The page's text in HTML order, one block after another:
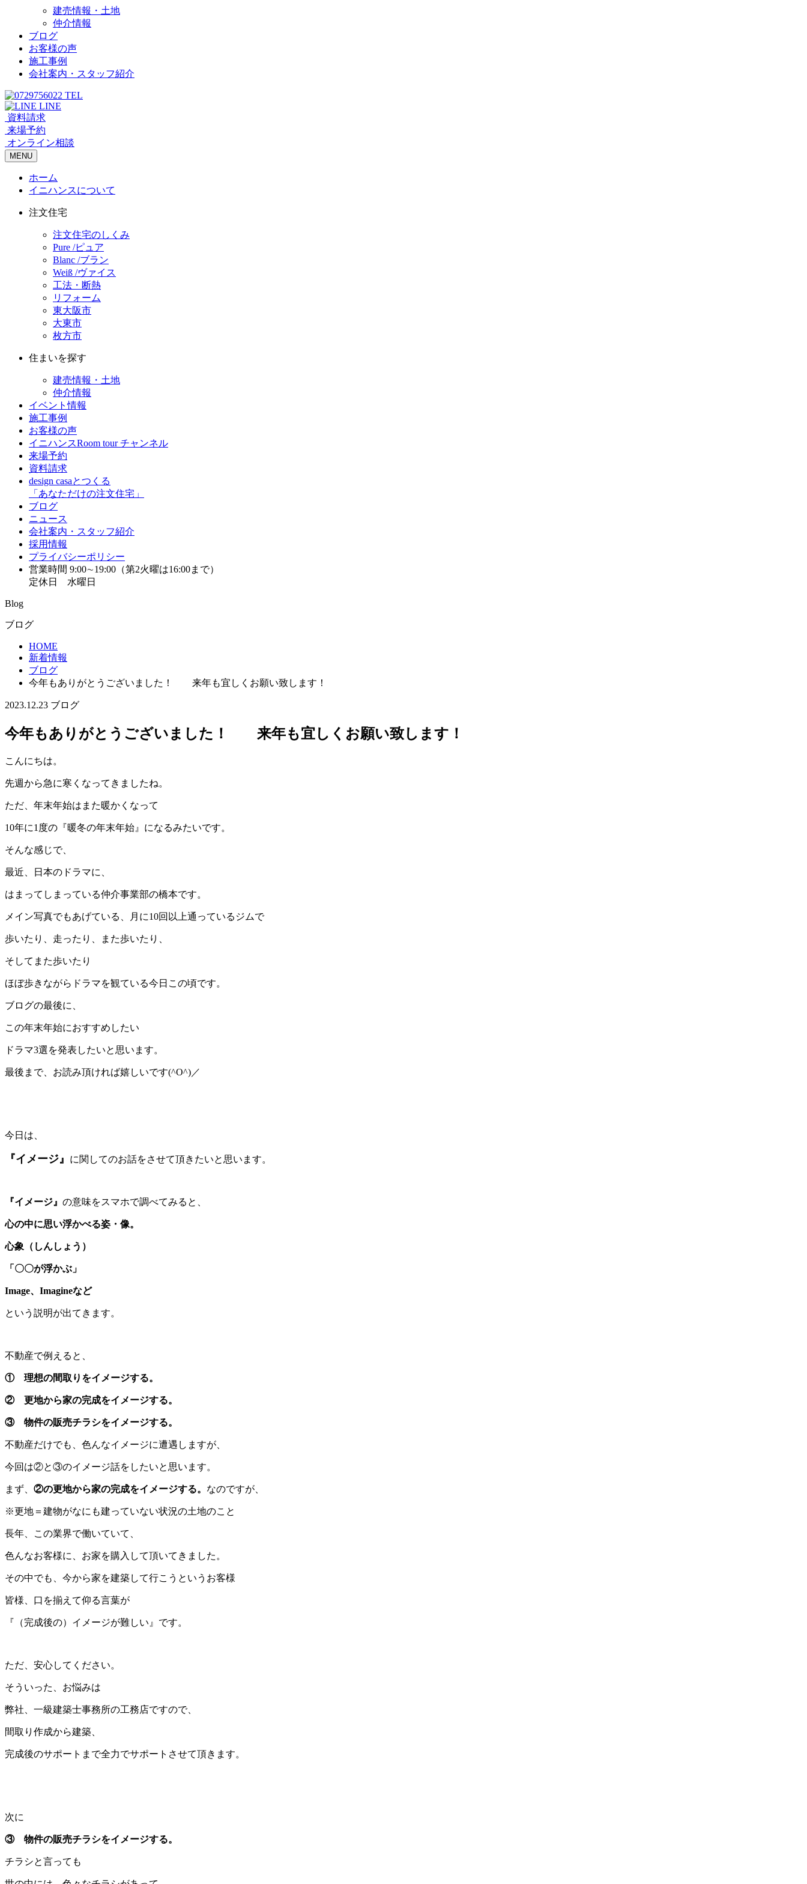
建売情報・土地
仲介情報
ブログ
お客様の声
施工事例
会社案内・スタッフ紹介
TEL
LINE
資料請求
来場予約
オンライン相談
MENU
ホーム
イニハンスについて
注文住宅
注文住宅のしくみ
Pure /ピュア
Blanc /ブラン
Weiß /ヴァイス
工法・断熱
リフォーム
東大阪市
大東市
枚方市
住まいを探す
建売情報・土地
仲介情報
イベント情報
施工事例
お客様の声
イニハンスRoom tour チャンネル
来場予約
資料請求
design casaとつくる
「あなただけの注文住宅」
ブログ
ニュース
会社案内・スタッフ紹介
採用情報
プライバシーポリシー
営業時間 9:00∼19:00（第2火曜は16:00まで）
定休日 水曜日
Blog
ブログ
HOME
新着情報
ブログ
今年もありがとうございました！ 来年も宜しくお願い致します！
2023.12.23 ブログ
今年もありがとうございました！ 来年も宜しくお願い致します！
こんにちは。
先週から急に寒くなってきましたね。
ただ、年末年始はまた暖かくなって
10年に1度の『暖冬の年末年始』になるみたいです。
そんな感じで、
最近、日本のドラマに、
はまってしまっている仲介事業部の橋本です。
メイン写真でもあげている、月に10回以上通っているジムで
歩いたり、走ったり、また歩いたり、
そしてまた歩いたり
ほぼ歩きながらドラマを観ている今日この頃です。
ブログの最後に、
この年末年始におすすめしたい
ドラマ3選を発表したいと思います。
最後まで、お読み頂ければ嬉しいです(^O^)／
今日は、
『イメージ』 に関してのお話をさせて頂きたいと思います。
『イメージ』 の意味をスマホで調べてみると、
心の中に思い浮かべる姿・像。
心象（しんしょう）
「〇〇が浮かぶ」
Image、Imagineなど
という説明が出てきます。
不動産で例えると、
① 理想の間取りをイメージする。
② 更地から家の完成をイメージする。
③ 物件の販売チラシをイメージする。
不動産だけでも、色んなイメージに遭遇しますが、
今回は②と③のイメージ話をしたいと思います。
まず、 ②の更地から家の完成をイメージする。 なのですが、
※更地＝建物がなにも建っていない状況の土地のこと
長年、この業界で働いていて、
色んなお客様に、お家を購入して頂いてきました。
その中でも、今から家を建築して行こうというお客様
皆様、口を揃えて仰る言葉が
『（完成後の）イメージが難しい』です。
ただ、安心してください。
そういった、お悩みは
弊社、一級建築士事務所の工務店ですので、
間取り作成から建築、
完成後のサポートまで全力でサポートさせて頂きます。
次に
③ 物件の販売チラシをイメージする。
チラシと言っても